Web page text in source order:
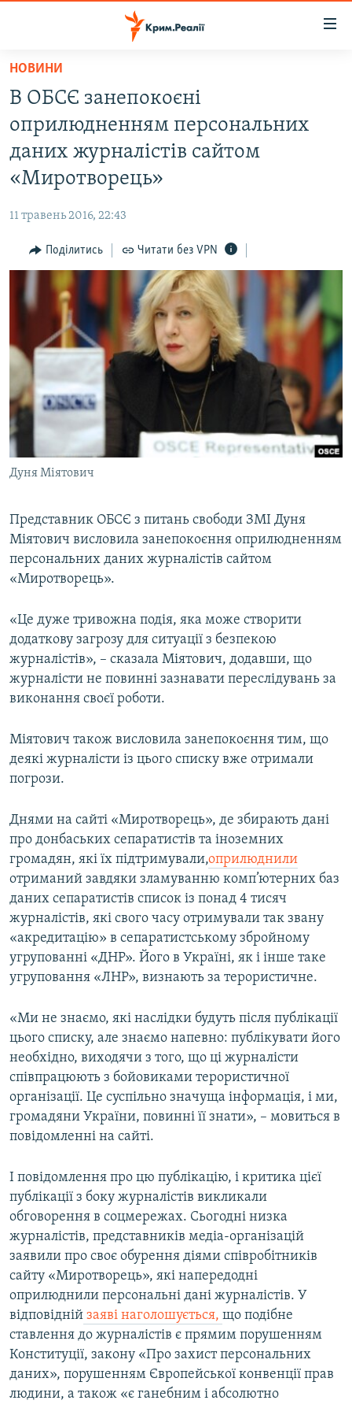
Перейти
основного
матеріалу
Перейти
до
основної
Перейти
пошуку
ВІДЕО ТА ФОТО
ПОЛІТИКА
ПОГЛЯД
ІНТЕРВ'Ю
ВСЕ ЗА ДЕНЬ
СПЕЦПРОЕКТИ
ДЕПОРТАЦІЯ
ВІДЕОУРОКИ «ELIFBE»
СВІДЧЕННЯ ОКУПАЦІЇ
УКРАЇНСЬКА ПРОБЛЕМА КРИМУ
ІНФОГРАФІКА
ЯК ОБІЙТИ БЛОКУВАННЯ
Русский
Qırımtatar
ДОЛУЧАЙСЯ!
Усі сайти RFE/RL
НОВИНИ
В ОБСЄ занепокоєні
оприлюдненням персональних
даних журналістів сайтом
«Миротворець»
11 травень 2016, 22:43
Поділитись Читати без VPN
Дуня Міятович
Представник ОБСЄ з питань свободи ЗМІ Дуня
Міятович висловила занепокоєння оприлюдненням
персональних даних журналістів сайтом
«Миротворець».
«Це дуже тривожна подія, яка може створити
додаткову загрозу для ситуації з безпекою
журналістів», – сказала Міятович, додавши, що
журналісти не повинні зазнавати переслідувань за
виконання своєї роботи.
Міятович також висловила занепокоєння тим, що
деякі журналісти із цього списку вже отримали
погрози.
Днями на сайті «Миротворець», де збирають дані
про донбаських сепаратистів та іноземних
громадян, які їх підтримували,оприлюднили
отриманий завдяки зламуванню комп’ютерних баз
даних сепаратистів список із понад 4 тисяч
журналістів, які свого часу отримували так звану
«акредитацію» в сепаратистському збройному
угрупованні «ДНР». Його в Україні, як і інше таке
угруповання «ЛНР», визнають за терористичне.
«Ми не знаємо, які наслідки будуть після публікації
цього списку, але знаємо напевно: публікувати його
необхідно, виходячи з того, що ці журналісти
співпрацюють з бойовиками терористичної
організації. Це суспільно значуща інформація, і ми,
громадяни України, повинні її знати», – мовиться в
повідомленні на сайті.
І повідомлення про цю публікацію, і критика цієї
публікації з боку журналістів викликали
обговорення в соцмережах. Сьогодні низка
журналістів, представників медіа-організацій
заявили про своє обурення діями співробітників
сайту «Миротворець», які напередодні
оприлюднили персональні дані журналістів. У
відповідній заяві наголошується, що подібне
ставлення до журналістів є прямим порушенням
Конституції, закону «Про захист персональних
даних», порушенням Європейської конвенції прав
людини, а також «є ганебним і абсолютно